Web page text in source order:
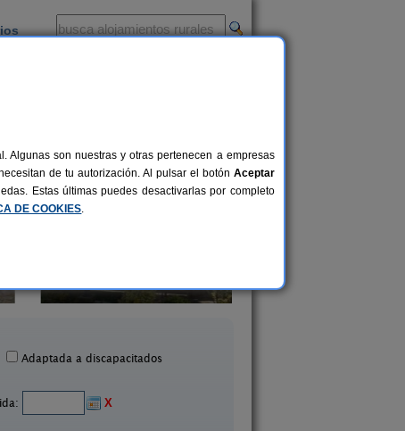
San Pedro de Ambás
Adaptada a discapacitados
X
son nuestras y otras pertenecen a empresas
de tu autorización. Al pulsar el botón Aceptar
Estas últimas puedes desactivarlas por completo
DE COOKIES.